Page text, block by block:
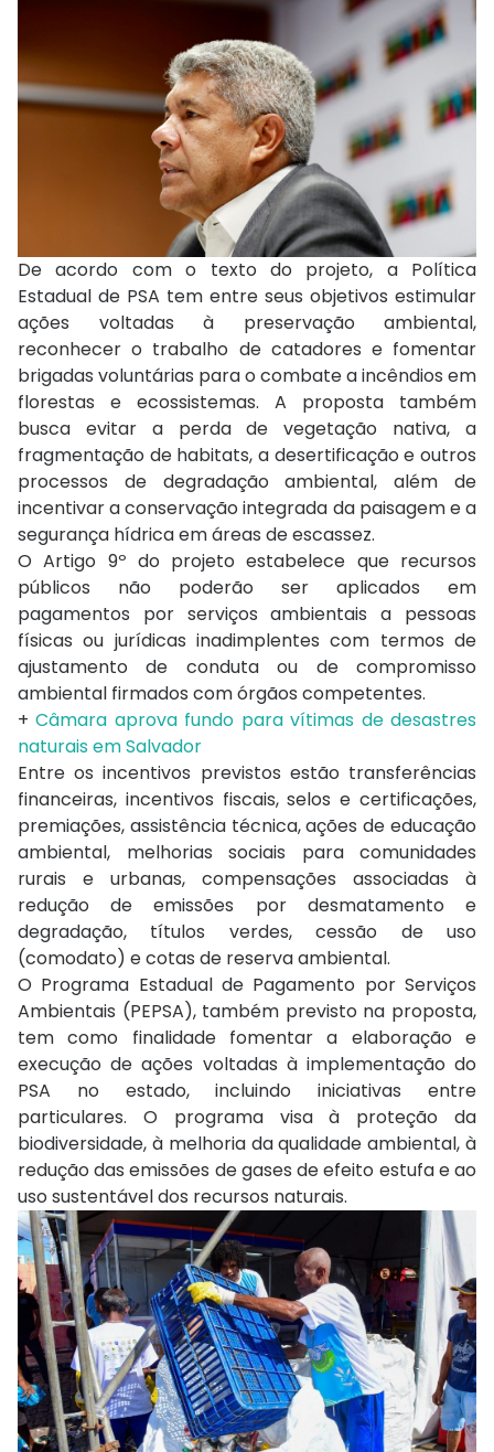
De acordo com o texto do projeto, a Política
Estadual de PSA tem entre seus objetivos estimular
ações voltadas à preservação ambiental,
reconhecer o trabalho de catadores e fomentar
brigadas voluntárias para o combate a incêndios em
florestas e ecossistemas. A proposta também
busca evitar a perda de vegetação nativa, a
fragmentação de habitats, a desertificação e outros
processos de degradação ambiental, além de
incentivar a conservação integrada da paisagem e a
segurança hídrica em áreas de escassez.
O Artigo 9º do projeto estabelece que recursos
públicos não poderão ser aplicados em
pagamentos por serviços ambientais a pessoas
físicas ou jurídicas inadimplentes com termos de
ajustamento de conduta ou de compromisso
ambiental firmados com órgãos competentes.
+Câmara aprova fundo para vítimas de desastres
naturais em Salvador
Entre os incentivos previstos estão transferências
financeiras, incentivos fiscais, selos e certificações,
premiações, assistência técnica, ações de educação
ambiental, melhorias sociais para comunidades
rurais e urbanas, compensações associadas à
redução de emissões por desmatamento e
degradação, títulos verdes, cessão de uso
(comodato) e cotas de reserva ambiental.
O Programa Estadual de Pagamento por Serviços
Ambientais (PEPSA), também previsto na proposta,
tem como finalidade fomentar a elaboração e
execução de ações voltadas à implementação do
PSA no estado, incluindo iniciativas entre
particulares. O programa visa à proteção da
biodiversidade, à melhoria da qualidade ambiental, à
redução das emissões de gases de efeito estufa e ao
uso sustentável dos recursos naturais.